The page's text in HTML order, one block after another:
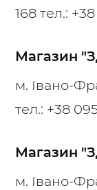
168 тел.:
Магазин
м. Івано-
тел.: +38
Магазин
м. Івано-